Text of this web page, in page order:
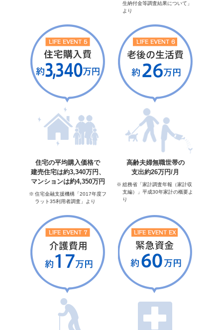
生納付金等調査結果について」
より
住宅の平均購入価格で
建売住宅は約3,340万円、
マンションは約4,350万円
住宅金融支援機構「2017年度フ
ラット35利用者調査」より
高齢夫婦無職世帯の
支出約26万円/月
総務省「家計調査年報（家計収
支編）」平成30年家計の概要よ
り